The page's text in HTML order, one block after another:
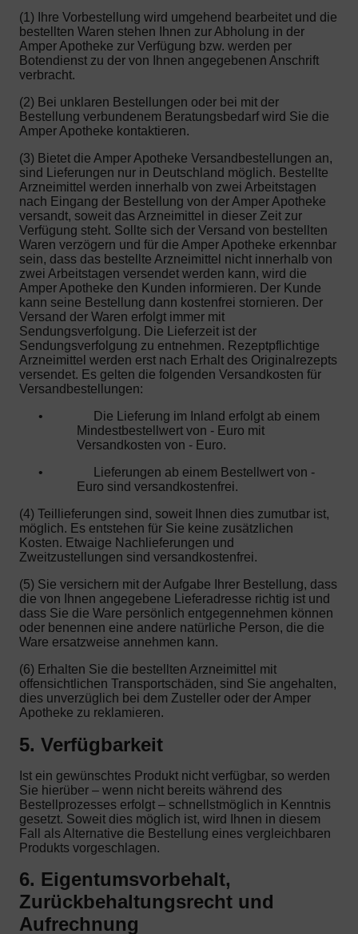
(1) Ihre Vorbestellung wird umgehend bearbeitet und die
bestellten Waren stehen Ihnen zur Abholung in der
Amper Apotheke zur Verfügung bzw. werden per
Botendienst zu der von Ihnen angegebenen Anschrift
verbracht.
(2) Bei unklaren Bestellungen oder bei mit der
Bestellung verbundenem Beratungsbedarf wird Sie die
Amper Apotheke kontaktieren.
(3) Bietet die Amper Apotheke Versandbestellungen an,
sind Lieferungen nur in Deutschland möglich. Bestellte
Arzneimittel werden innerhalb von zwei Arbeitstagen
nach Eingang der Bestellung von der Amper Apotheke
versandt, soweit das Arzneimittel in dieser Zeit zur
Verfügung steht. Sollte sich der Versand von bestellten
Waren verzögern und für die Amper Apotheke erkennbar
sein, dass das bestellte Arzneimittel nicht innerhalb von
zwei Arbeitstagen versendet werden kann, wird die
Amper Apotheke den Kunden informieren. Der Kunde
kann seine Bestellung dann kostenfrei stornieren. Der
Versand der Waren erfolgt immer mit
Sendungsverfolgung. Die Lieferzeit ist der
Sendungsverfolgung zu entnehmen. Rezeptpflichtige
Arzneimittel werden erst nach Erhalt des Originalrezepts
versendet. Es gelten die folgenden Versandkosten für
Versandbestellungen:
•
Die Lieferung im Inland erfolgt ab einem
Mindestbestellwert von - Euro mit
Versandkosten von - Euro.
•
Lieferungen ab einem Bestellwert von -
Euro sind versandkostenfrei.
(4) Teillieferungen sind, soweit Ihnen dies zumutbar ist,
möglich. Es entstehen für Sie keine zusätzlichen
Kosten. Etwaige Nachlieferungen und
Zweitzustellungen sind versandkostenfrei.
(5) Sie versichern mit der Aufgabe Ihrer Bestellung, dass
die von Ihnen angegebene Lieferadresse richtig ist und
dass Sie die Ware persönlich entgegennehmen können
oder benennen eine andere natürliche Person, die die
Ware ersatzweise annehmen kann.
(6) Erhalten Sie die bestellten Arzneimittel mit
offensichtlichen Transportschäden, sind Sie angehalten,
dies unverzüglich bei dem Zusteller oder der Amper
Apotheke zu reklamieren.
5. Verfügbarkeit
Ist ein gewünschtes Produkt nicht verfügbar, so werden
Sie hierüber – wenn nicht bereits während des
Bestellprozesses erfolgt – schnellstmöglich in Kenntnis
gesetzt. Soweit dies möglich ist, wird Ihnen in diesem
Fall als Alternative die Bestellung eines vergleichbaren
Produkts vorgeschlagen.
6. Eigentumsvorbehalt,
Zurückbehaltungsrecht und
Aufrechnung